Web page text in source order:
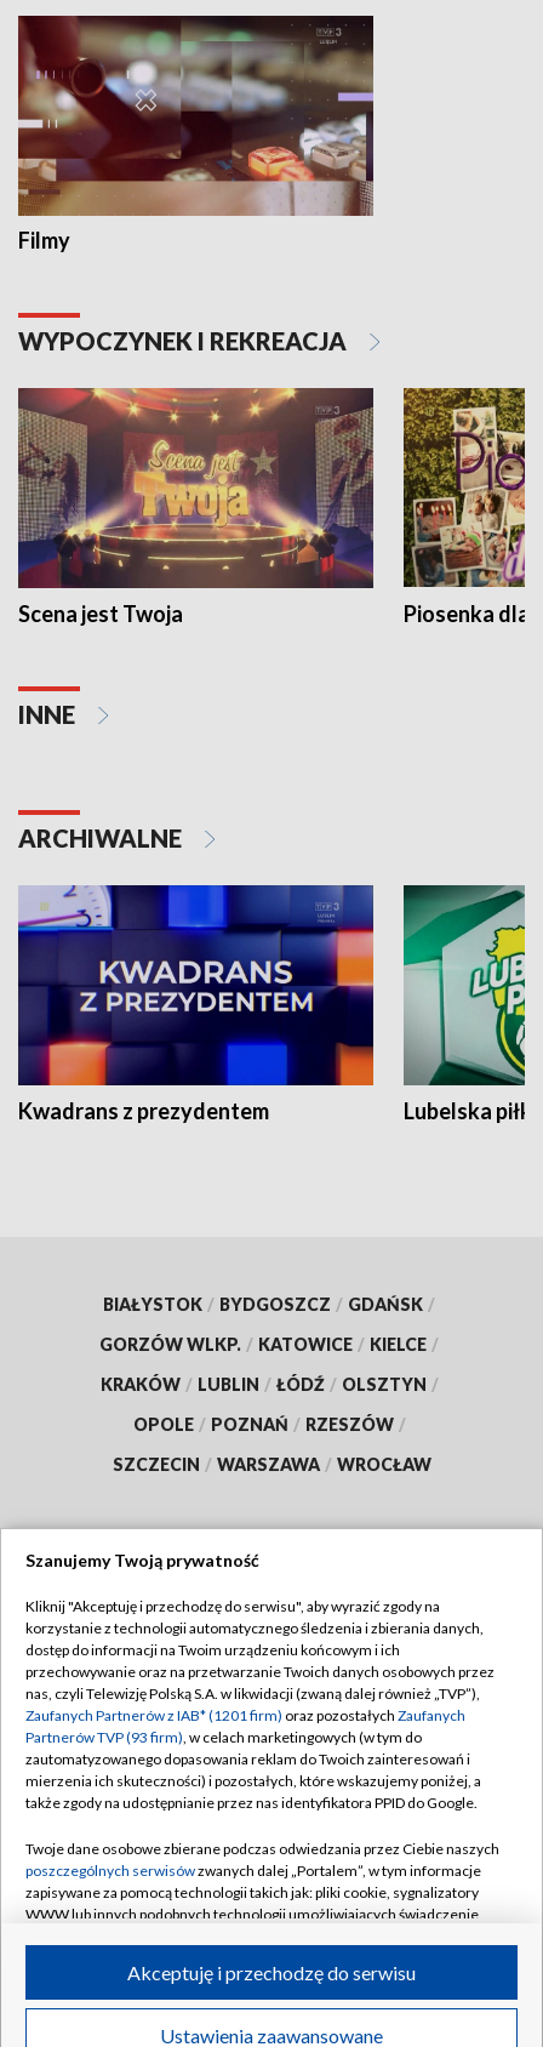
Filmy
WYPOCZYNEK I REKREACJA
Scena jest Twoja Piosenka dla
INNE
ARCHIWALNE
Kwadrans z prezydentem Lubelska piłka
BIAŁYSTOK / BYDGOSZCZ / GDAŃSK /
GORZÓW WLKP. / KATOWICE / KIELCE /
KRAKÓW / LUBLIN / ŁÓDŹ / OLSZTYN /
OPOLE / POZNAŃ / RZESZÓW /
SZCZECIN / WARSZAWA / WROCŁAW
TVP
Abonament TVP
Emisja w TVP
Centrum informacji TVP
Naziemna Telewizja Cyfrowa
Rada Programowa
System NOS
Informacje o nadawcy
Program dla prasy
Regulamin TVP
Polityka prywatności
Moje zgody
Pomoc
Kontakt
Kanały
©2026 Telewizja Polska S.A. w likwidacji
Szanujemy Twoją prywatność
Kliknij "Akceptuję i przechodzę do serwisu", aby wyrazić zgody na
korzystanie z technologii automatycznego śledzenia i zbierania danych,
dostęp do informacji na Twoim urządzeniu końcowym i ich
przechowywanie oraz na przetwarzanie Twoich danych osobowych przez
nas, czyli Telewizję Polską S.A. w likwidacji (zwaną dalej również „TVP”),
Zaufanych Partnerów z IAB* (1201 firm) oraz pozostałych Zaufanych
Partnerów TVP (93 firm), w celach marketingowych (w tym do
zautomatyzowanego dopasowania reklam do Twoich zainteresowań i
mierzenia ich skuteczności) i pozostałych, które wskazujemy poniżej, a
także zgody na udostępnianie przez nas identyfikatora PPID do Google.
Twoje dane osobowe zbierane podczas odwiedzania przez Ciebie naszych
poszczególnych serwisówzwanych dalej „Portalem”, w tym informacje
zapisywane za pomocą technologii takich jak: pliki cookie, sygnalizatory
WWW lub innych podobnych technologii umożliwiających świadczenie
ruchu w Internecie.
Twoje dane osobowe zbierane podczas odwiedzania przez Ciebie
Ustawienia zaawansowane
Akceptuję i przechodzę do serwisu